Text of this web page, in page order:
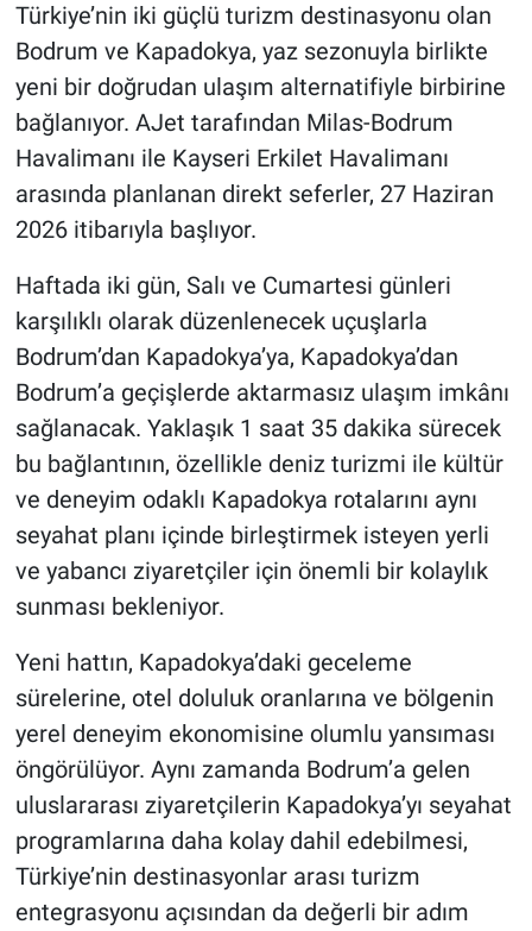
Türkiye’nin iki güçlü turizm destinasyonu olan
Bodrum ve Kapadokya, yaz sezonuyla birlikte
yeni bir doğrudan ulaşım alternatifiyle birbirine
bağlanıyor. AJet tarafından Milas-Bodrum
Havalimanı ile Kayseri Erkilet Havalimanı
arasında planlanan direkt seferler, 27 Haziran
2026 itibarıyla başlıyor.
Haftada iki gün, Salı ve Cumartesi günleri
karşılıklı olarak düzenlenecek uçuşlarla
Bodrum’dan Kapadokya’ya, Kapadokya’dan
Bodrum’a geçişlerde aktarmasız ulaşım imkânı
sağlanacak. Yaklaşık 1 saat 35 dakika sürecek
bu bağlantının, özellikle deniz turizmi ile kültür
ve deneyim odaklı Kapadokya rotalarını aynı
seyahat planı içinde birleştirmek isteyen yerli
ve yabancı ziyaretçiler için önemli bir kolaylık
sunması bekleniyor.
Yeni hattın, Kapadokya’daki geceleme
sürelerine, otel doluluk oranlarına ve bölgenin
yerel deneyim ekonomisine olumlu yansıması
öngörülüyor. Aynı zamanda Bodrum’a gelen
uluslararası ziyaretçilerin Kapadokya’yı seyahat
programlarına daha kolay dahil edebilmesi,
Türkiye’nin destinasyonlar arası turizm
entegrasyonu açısından da değerli bir adım
Genel
Asayiş
Kültür - Sanat
Politika
Çevre
Haberde İnsan